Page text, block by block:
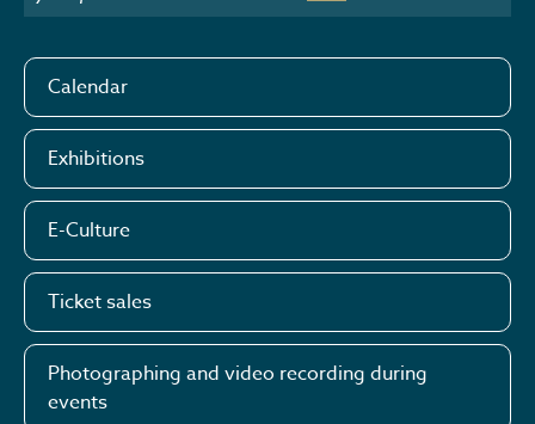
Calendar
Exhibitions
E-Culture
Ticket sales
Photographing and video recording during
events